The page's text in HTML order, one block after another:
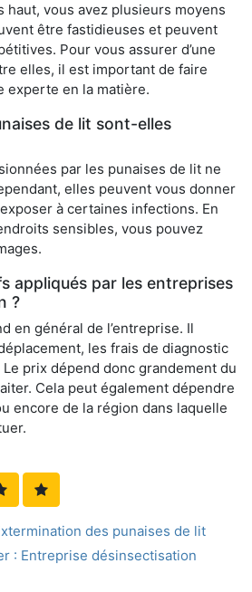
haut, vous avez plusieurs moyens
être fastidieuses et peuvent
Pour vous assurer d’une
elles, il est important de faire
experte en la matière.
de lit sont-elles
par les punaises de lit ne
elles peuvent vous donner
à certaines infections. En
sensibles, vous pouvez
appliqués par les entreprises
?
en général de l’entreprise. Il
les frais de diagnostic
prix dépend donc grandement du
Cela peut également dépendre
encore de la région dans laquelle
des punaises de lit
: Entreprise désinsectisation